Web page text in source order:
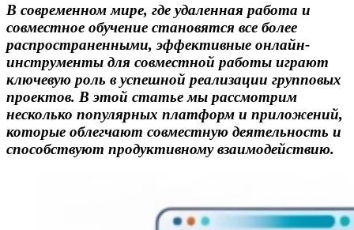
В современном мире, где удаленная работа и
совместное обучение становятся все более
распространенными, эффективные онлайн-
инструменты для совместной работы играют
ключевую роль в успешной реализации групповых
проектов. В этой статье мы рассмотрим
несколько популярных платформ и приложений,
которые облегчают совместную деятельность и
способствуют продуктивному взаимодействию.